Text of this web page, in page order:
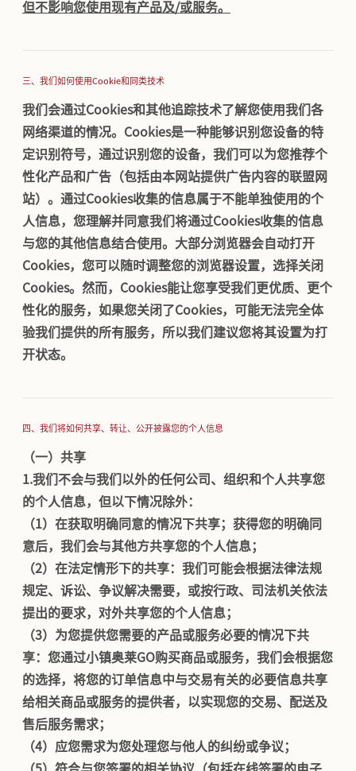
但不影响您使用现有产品及/或服务。
三、我们如何使用Cookie和同类技术
我们会通过Cookies和其他追踪技术了解您使用我们各
网络渠道的情况。Cookies是一种能够识别您设备的特
定识别符号，通过识别您的设备，我们可以为您推荐个
性化产品和广告（包括由本网站提供广告内容的联盟网
站）。通过Cookies收集的信息属于不能单独使用的个
人信息，您理解并同意我们将通过Cookies收集的信息
与您的其他信息结合使用。大部分浏览器会自动打开
Cookies，您可以随时调整您的浏览器设置，选择关闭
Cookies。然而，Cookies能让您享受我们更优质、更个
性化的服务，如果您关闭了Cookies，可能无法完全体
验我们提供的所有服务，所以我们建议您将其设置为打
开状态。
四、我们将如何共享、转让、公开披露您的个人信息
（一）共享
1.我们不会与我们以外的任何公司、组织和个人共享您
的个人信息，但以下情况除外：
（1）在获取明确同意的情况下共享；获得您的明确同
意后，我们会与其他方共享您的个人信息；
（2）在法定情形下的共享：我们可能会根据法律法规
规定、诉讼、争议解决需要，或按行政、司法机关依法
提出的要求，对外共享您的个人信息；
（3）为您提供您需要的产品或服务必要的情况下共
享：您通过小镇奥莱GO购买商品或服务，我们会根据您
的选择，将您的订单信息中与交易有关的必要信息共享
给相关商品或服务的提供者，以实现您的交易、配送及
售后服务需求；
（4）应您需求为您处理您与他人的纠纷或争议；